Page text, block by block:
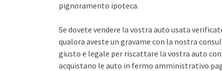
pignoramento ipoteca.
Se dovete vendere la vostra auto usata
qualora aveste un gravame con la nostra
giusto e legale per riscattare la vostra auto
acquistano le auto in fermo amministrativo